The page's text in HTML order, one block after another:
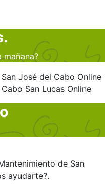
mañana?
San José del Cabo Online
Cabo San Lucas Online
de San
ayudarte?.